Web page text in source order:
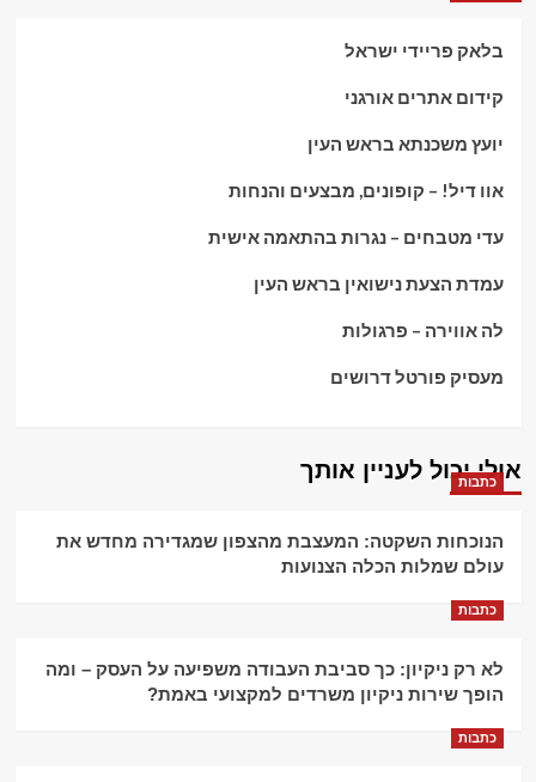
בלאק פריידי ישראל
קידום אתרים אורגני
יועץ משכנתא בראש העין
אוו דיל! – קופונים, מבצעים והנחות
עדי מטבחים – נגרות בהתאמה אישית
עמדת הצעת נישואין בראש העין
לה אווירה – פרגולות
מעסיק פורטל דרושים
אולי יכול לעניין אותך
כתבות
הנוכחות השקטה: המעצבת מהצפון שמגדירה מחדש את
עולם שמלות הכלה הצנועות
כתבות
לא רק ניקיון: כך סביבת העבודה משפיעה על העסק – ומה
הופך שירות ניקיון משרדים למקצועי באמת?
כתבות